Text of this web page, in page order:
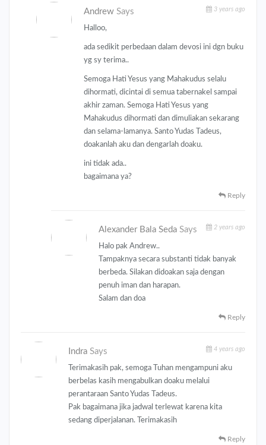
AndrewSays 3 years ago
Halloo,
ada sedikit perbedaan dalam devosi ini dgn buku
yg sy terima..
Semoga Hati Yesus yang Mahakudus selalu
dihormati, dicintai di semua tabernakel sampai
akhir zaman. Semoga Hati Yesus yang
Mahakudus dihormati dan dimuliakan sekarang
dan selama-lamanya. Santo Yudas Tadeus,
doakanlah aku dan dengarlah doaku.
ini tidak ada..
bagaimana ya?
Reply
Alexander Bala SedaSays 2 years ago
Halo pak Andrew..
Tampaknya secara substanti tidak banyak
berbeda. Silakan didoakan saja dengan
penuh iman dan harapan.
Salam dan doa
Reply
Indra Says 4 years ago
Terimakasih pak, semoga Tuhan mengampuni aku
berbelas kasih mengabulkan doaku melalui
perantaraan Santo Yudas Tadeus.
Pak bagaimana jika jadwal terlewat karena kita
sedang diperjalanan. Terimakasih
Reply